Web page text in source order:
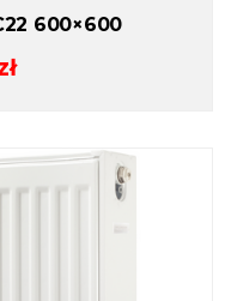
600×600